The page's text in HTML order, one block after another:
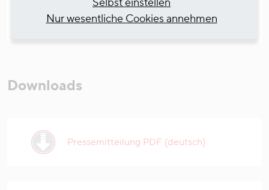
Downloads
Pressemitteilung PDF (deutsch)
Nur wesentliche Cookies annehmen